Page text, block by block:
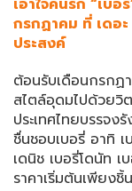
เอาใจคนรัก “เบ
กรกฏาคม ที่ เดอะ
ประสงค์
ต้อนรับเดือนกรกฏ
สไตล์อุดมไปด้วยวิ
ประเทศไทยบรรจง
ชื่นชอบเบอรี่ อาทิ
เดนิช เบอรี่โดนัท เ
ราคาเริ่มต้นเพียงชิ้